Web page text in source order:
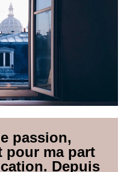
passion,
pour ma part
Depuis